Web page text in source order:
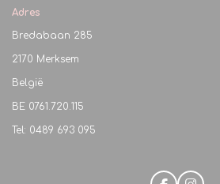
Adres
Bredabaan 285
2170 Merksem
België
BE 0761.720.115
Tel: 0489 693 095